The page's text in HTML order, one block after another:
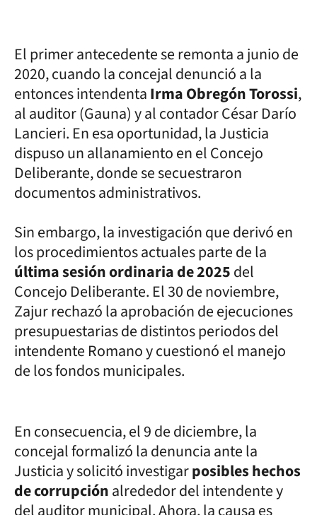
El primer antecedente se remonta a junio de
2020, cuando la concejal denunció a la
entonces intendentaIrma Obregón Torossi,
al auditor (Gauna) y al contador César Darío
Lancieri. En esa oportunidad, la Justicia
dispuso un allanamiento en el Concejo
Deliberante, donde se secuestraron
documentos administrativos.
Sin embargo, la investigación que derivó en
los procedimientos actuales parte de la
última sesión ordinaria de 2025del
Concejo Deliberante. El 30 de noviembre,
Zajur rechazó la aprobación de ejecuciones
presupuestarias de distintos periodos del
intendente Romano y cuestionó el manejo
de los fondos municipales.
En consecuencia, el 9 de diciembre, la
concejal formalizó la denuncia ante la
Justicia y solicitó investigarposibles hechos
de corrupciónalrededor del intendente y